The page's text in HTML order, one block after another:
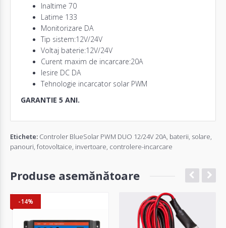
Inaltime 70
Latime 133
Monitorizare DA
Tip sistem:12V/24V
Voltaj baterie:12V/24V
Curent maxim de incarcare:20A
Iesire DC DA
Tehnologie incarcator solar PWM
GARANTIE 5 ANI.
Etichete: Controler BlueSolar PWM DUO 12/24V 20A baterii solare
panouri fotovoltaice invertoare controlere-incarcare
Produse asemănătoare
-14%